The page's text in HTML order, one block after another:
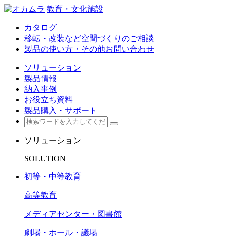
教育・文化施設
カタログ
移転・改装など空間づくりのご相談
製品の使い方・その他お問い合わせ
ソリューション
製品情報
納入事例
お役立ち資料
製品購入・サポート
ソリューション
SOLUTION
初等・中等教育
高等教育
メディアセンター・図書館
劇場・ホール・議場